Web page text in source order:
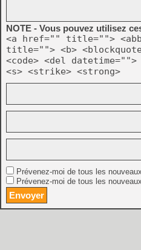
NOTE - Vous pouvez utilisez
<a href="" title="">
title=""> <b>
<code> <del
<s> <strike> <strong>
Prévenez-moi de tous les
Prévenez-moi de tous les